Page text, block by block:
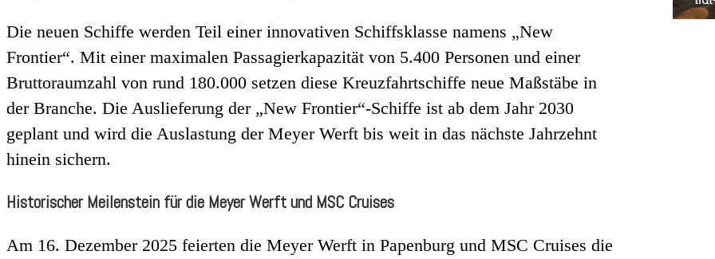
Die neuen Schiffe werden Teil einer innovativen Schiffsklasse namens „New
Frontier“. Mit einer maximalen Passagierkapazität von 5.400 Personen und einer
Bruttoraumzahl von rund 180.000 setzen diese Kreuzfahrtschiffe neue Maßstäbe in
der Branche. Die Auslieferung der „New Frontier“-Schiffe ist ab dem Jahr 2030
geplant und wird die Auslastung der Meyer Werft bis weit in das nächste Jahrzehnt
hinein sichern.
Historischer Meilenstein für die Meyer Werft und MSC Cruises
Am 16. Dezember 2025 feierten die Meyer Werft in Papenburg und MSC Cruises die